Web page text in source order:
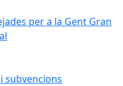
per a la Gent Gran
subvencions